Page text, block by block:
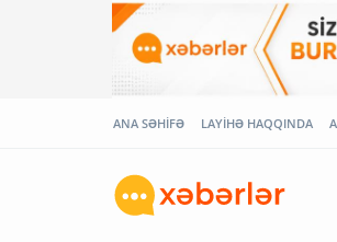
ANA SƏHİFƏ LAYİHƏ HAQQINDA